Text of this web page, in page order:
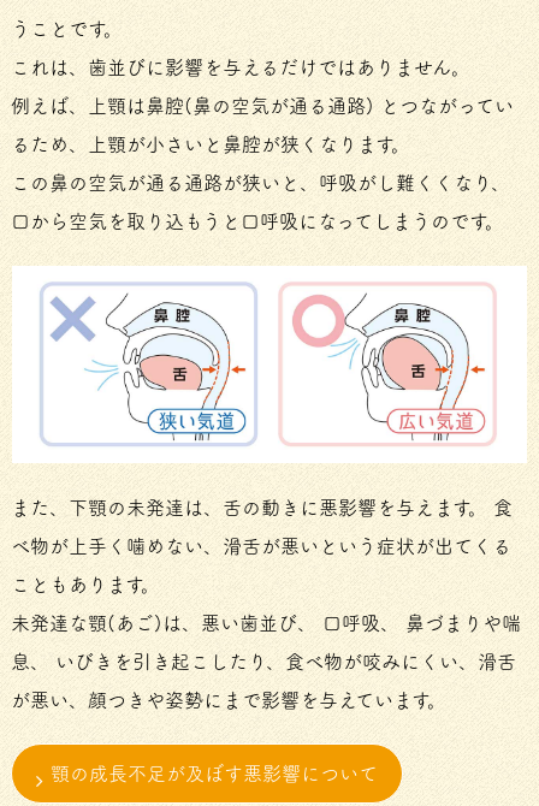
うことです。
これは、歯並びに影響を与えるだけではありません。
例えば、上顎は鼻腔(鼻の空気が通る通路) とつながってい
るため、上顎が小さいと鼻腔が狭くなります。
この鼻の空気が通る通路が狭いと、呼吸がし難くくなり、
口から空気を取り込もうと口呼吸になってしまうのです。
また、下顎の未発達は、舌の動きに悪影響を与えます。 食
べ物が上手く噛めない、滑舌が悪いという症状が出てくる
こともあります。
未発達な顎(あご)は、悪い歯並び、 口呼吸、 鼻づまりや喘
息、 いびきを引き起こしたり、食べ物が咬みにくい、滑舌
が悪い、顔つきや姿勢にまで影響を与えています。
顎の成⻑不⾜が及ぼす悪影響について